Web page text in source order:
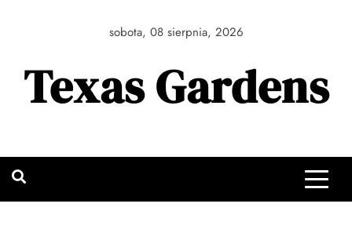
sobota, 08 sierpnia, 2026
Texas Gardens